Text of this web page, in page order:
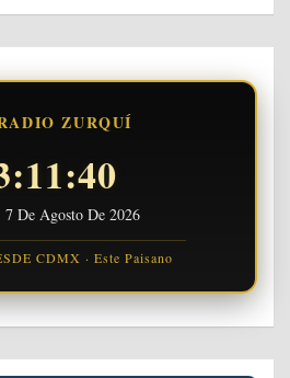
ZURQUÍ
7 De Agosto De 2026
CDMX · Este Paisano